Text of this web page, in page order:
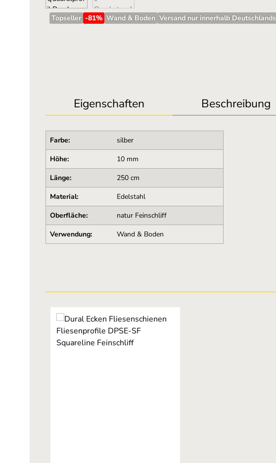
Topseller -81% Wand & Boden Versand nur innerhalb Deutschlands
Eigenschaften Beschreibung
Farbe:
silber
Höhe:
10 mm
Länge:
250 cm
Material:
Edelstahl
Oberfläche:
natur Feinschliff
Verwendung:
Wand & Boden
Produktgalerie überspringen